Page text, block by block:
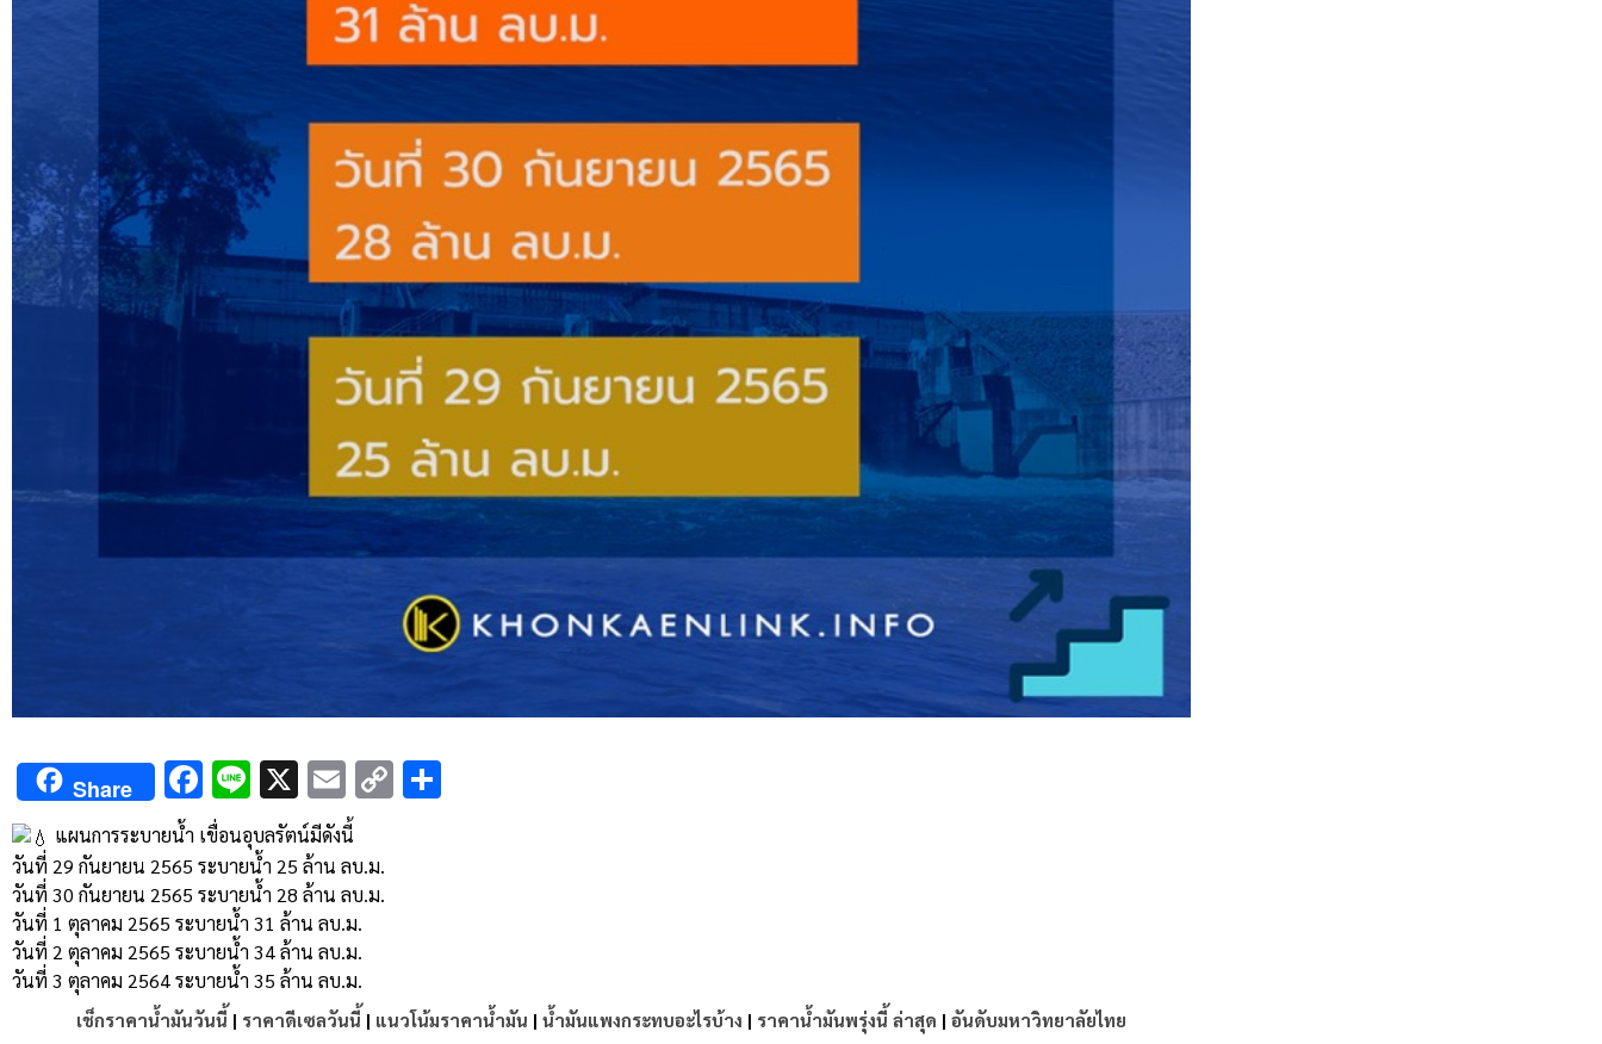
Share Facebook
Line
X Email
Copy
แผนการระบายน้ำ เขื่อนอุบลรัตน์มีดังนี้
วันที่ 29 กันยายน 2565 ระบายน้ำ 25 ล้าน ลบ.ม.
วันที่ 30 กันยายน 2565 ระบายน้ำ 28 ล้าน ลบ.ม.
วันที่ 1 ตุลาคม 2565 ระบายน้ำ 31 ล้าน ลบ.ม.
วันที่ 2 ตุลาคม 2565 ระบายน้ำ 34 ล้าน ลบ.ม.
วันที่ 3 ตุลาคม 2564 ระบายน้ำ 35 ล้าน ลบ.ม.
เช็กราคาน้ำมันวันนี้ | ราคาดีเซลวันนี้ | แนวโน้มราคาน้ำมัน | น้ำมันแพงกระทบอะไรบ้าง | ราคาน้ำมันพรุ่งนี้ ล่าสุด | อันดับมหาวิทยาลัยไทย